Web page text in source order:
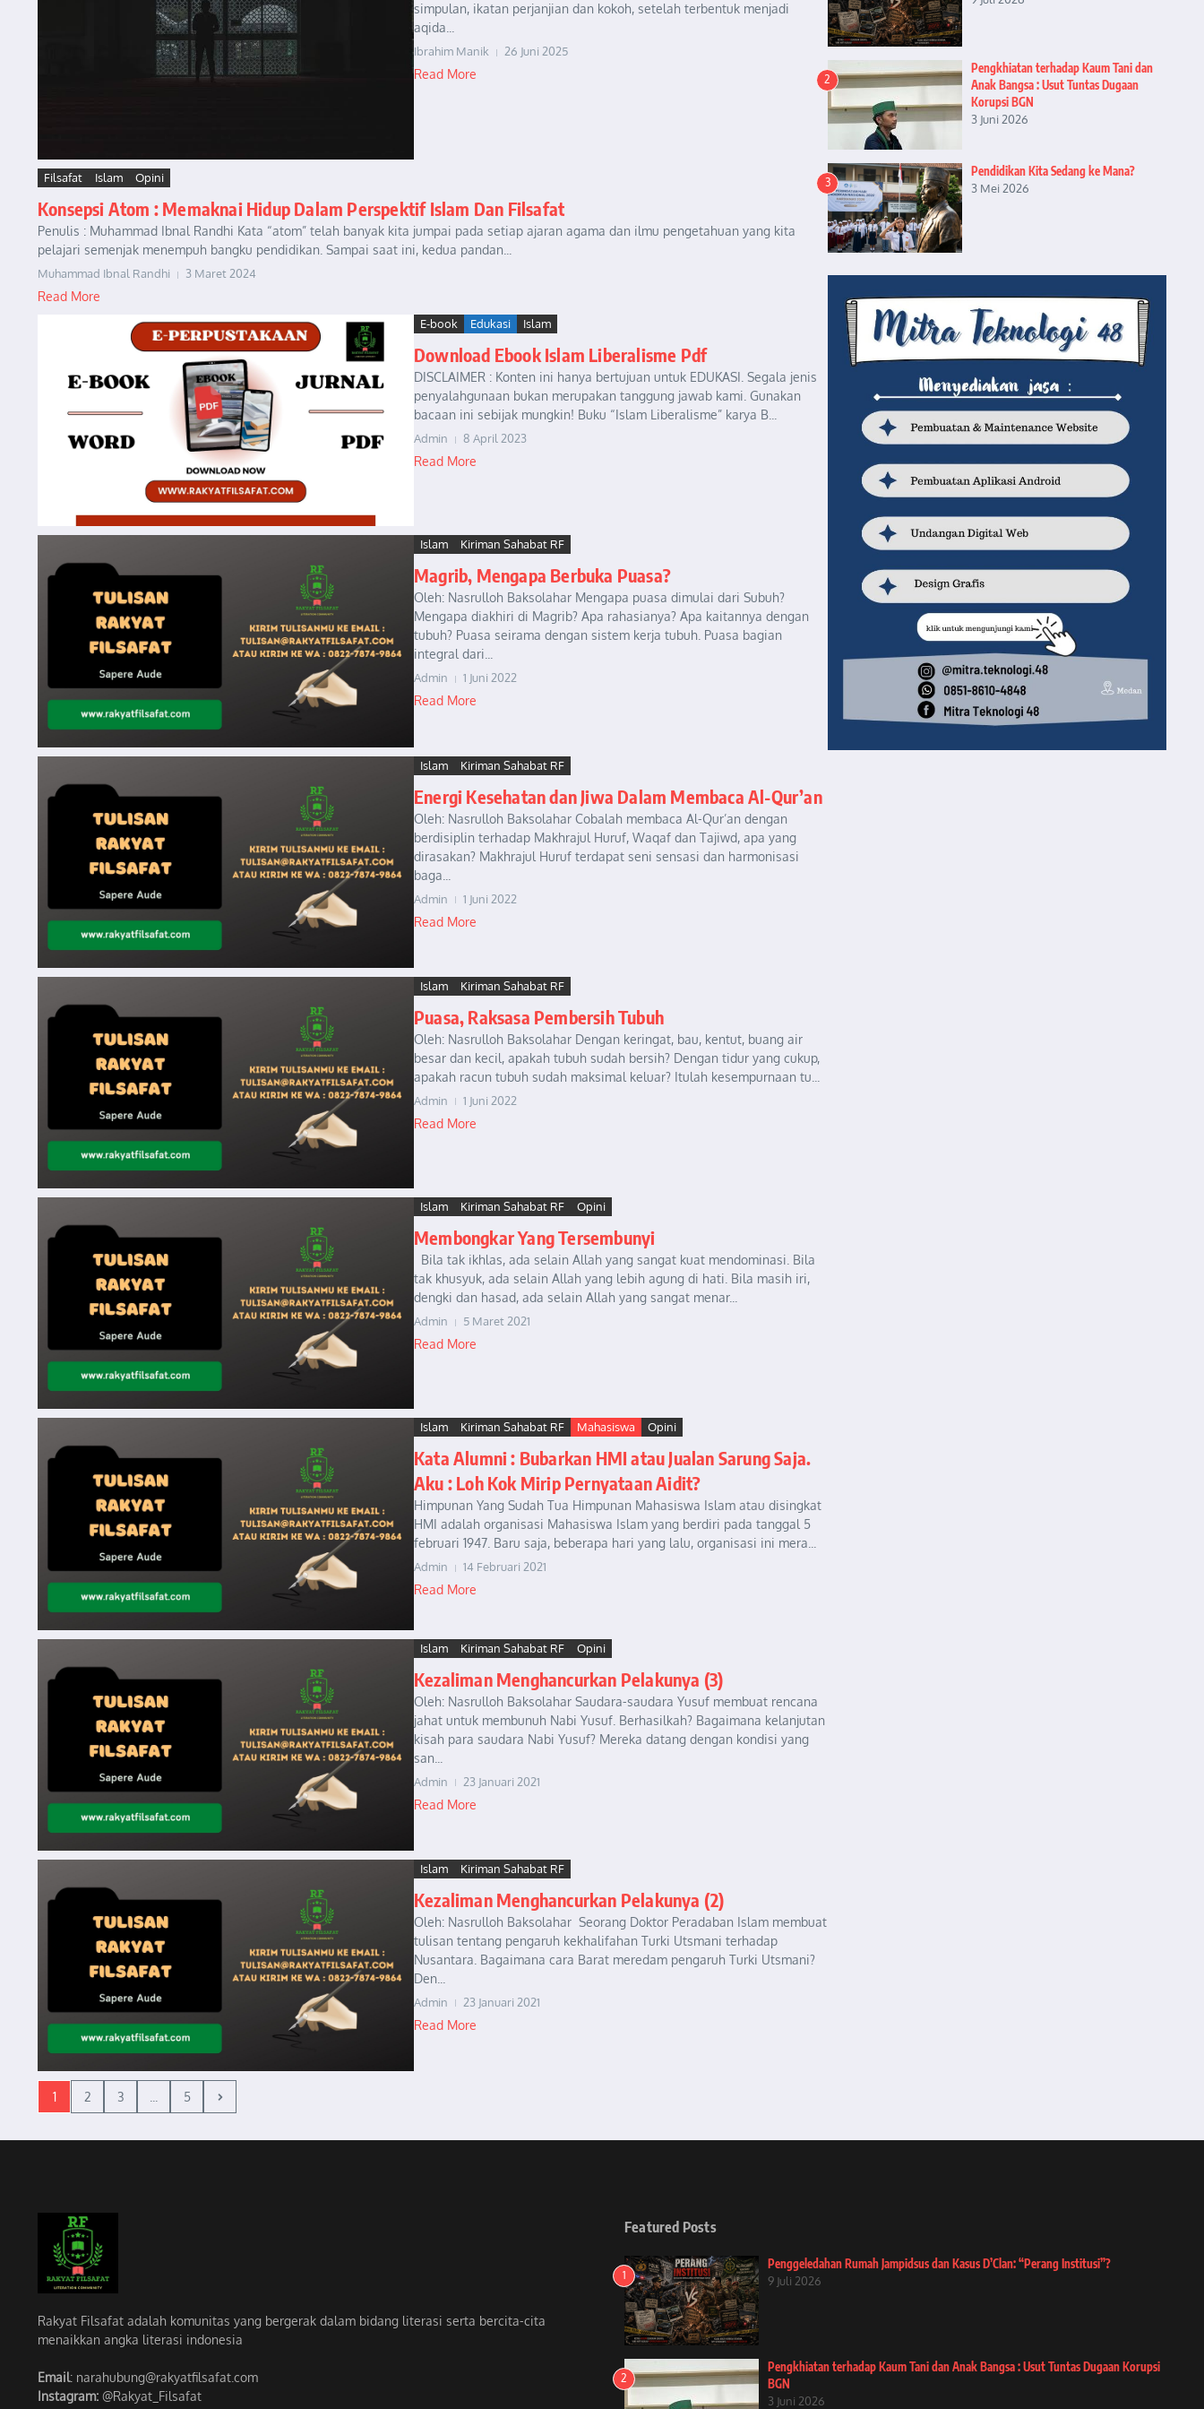
simpulan, ikatan perjanjian dan kokoh, setelah terbentuk menjadi
aqida...
Ibrahim Manik 26 Juni 2025
Read More
Filsafat Islam Opini
Konsepsi Atom : Memaknai Hidup Dalam Perspektif Islam Dan Filsafat
Penulis : Muhammad Ibnal Randhi Kata “atom” telah banyak kita jumpai pada setiap ajaran agama dan ilmu pengetahuan yang kita
pelajari semenjak menempuh bangku pendidikan. Sampai saat ini, kedua pandan...
Muhammad Ibnal Randhi 3 Maret 2024
Read More
E-book Edukasi Islam
Download Ebook Islam Liberalisme Pdf
DISCLAIMER : Konten ini hanya bertujuan untuk EDUKASI. Segala jenis
penyalahgunaan bukan merupakan tanggung jawab kami. Gunakan
bacaan ini sebijak mungkin! Buku “Islam Liberalisme” karya B...
Admin 8 April 2023
Read More
Islam Kiriman Sahabat RF
Magrib, Mengapa Berbuka Puasa?
Oleh: Nasrulloh Baksolahar Mengapa puasa dimulai dari Subuh?
Mengapa diakhiri di Magrib? Apa rahasianya? Apa kaitannya dengan
tubuh? Puasa seirama dengan sistem kerja tubuh. Puasa bagian
integral dari...
Admin 1 Juni 2022
Read More
Islam Kiriman Sahabat RF
Energi Kesehatan dan Jiwa Dalam Membaca Al-Qur’an
Oleh: Nasrulloh Baksolahar Cobalah membaca Al-Qur’an dengan
berdisiplin terhadap Makhrajul Huruf, Waqaf dan Tajiwd, apa yang
dirasakan? Makhrajul Huruf terdapat seni sensasi dan harmonisasi
baga...
Admin 1 Juni 2022
Read More
Islam Kiriman Sahabat RF
Puasa, Raksasa Pembersih Tubuh
Oleh: Nasrulloh Baksolahar Dengan keringat, bau, kentut, buang air
besar dan kecil, apakah tubuh sudah bersih? Dengan tidur yang cukup,
apakah racun tubuh sudah maksimal keluar? Itulah kesempurnaan tu...
Admin 1 Juni 2022
Read More
Islam Kiriman Sahabat RF Opini
Membongkar Yang Tersembunyi
Bila tak ikhlas, ada selain Allah yang sangat kuat mendominasi. Bila
tak khusyuk, ada selain Allah yang lebih agung di hati. Bila masih iri,
dengki dan hasad, ada selain Allah yang sangat menar...
Admin 5 Maret 2021
Read More
Islam Kiriman Sahabat RF Mahasiswa Opini
Kata Alumni : Bubarkan HMI atau Jualan Sarung Saja.
Aku : Loh Kok Mirip Pernyataan Aidit?
Himpunan Yang Sudah Tua Himpunan Mahasiswa Islam atau disingkat
HMI adalah organisasi Mahasiswa Islam yang berdiri pada tanggal 5
februari 1947. Baru saja, beberapa hari yang lalu, organisasi ini mera...
Admin 14 Februari 2021
Read More
Islam Kiriman Sahabat RF Opini
Kezaliman Menghancurkan Pelakunya (3)
Oleh: Nasrulloh Baksolahar Saudara-saudara Yusuf membuat rencana
jahat untuk membunuh Nabi Yusuf. Berhasilkah? Bagaimana kelanjutan
kisah para saudara Nabi Yusuf? Mereka datang dengan kondisi yang
san...
Admin 23 Januari 2021
Read More
Islam Kiriman Sahabat RF
Kezaliman Menghancurkan Pelakunya (2)
Oleh: Nasrulloh Baksolahar Seorang Doktor Peradaban Islam membuat
tulisan tentang pengaruh kekhalifahan Turki Utsmani terhadap
Nusantara. Bagaimana cara Barat meredam pengaruh Turki Utsmani?
Den...
Admin 23 Januari 2021
Read More
1 2 3 5
2
Pengkhiatan terhadap Kaum Tani dan
Anak Bangsa : Usut Tuntas Dugaan
Korupsi BGN
3 Juni 2026
3
Pendidikan Kita Sedang ke Mana?
3 Mei 2026
Rakyat Filsafat adalah komunitas yang bergerak dalam bidang literasi serta bercita-cita
menaikkan angka literasi indonesia
Email: narahubung@rakyatfilsafat.com
Instagram: @Rakyat_Filsafat
Featured Posts
1
Penggeledahan Rumah Jampidsus dan Kasus D’Clan: “Perang Institusi”?
9 Juli 2026
2
Pengkhiatan terhadap Kaum Tani dan Anak Bangsa : Usut Tuntas Dugaan Korupsi
BGN
3 Juni 2026